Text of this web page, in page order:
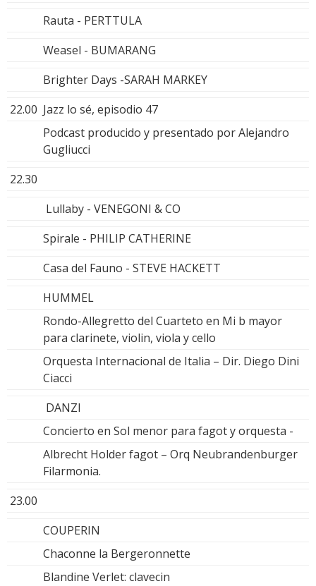
Rauta - PERTTULA
Weasel - BUMARANG
Brighter Days -SARAH MARKEY
22.00 Jazz lo sé, episodio 47
Podcast producido y presentado por Alejandro
Gugliucci
22.30
Lullaby - VENEGONI & CO
Spirale - PHILIP CATHERINE
Casa del Fauno - STEVE HACKETT
HUMMEL
Rondo-Allegretto del Cuarteto en Mi b mayor
para clarinete, violin, viola y cello
Orquesta Internacional de Italia – Dir. Diego Dini
Ciacci
DANZI
Concierto en Sol menor para fagot y orquesta -
Albrecht Holder fagot – Orq Neubrandenburger
Filarmonia.
23.00
COUPERIN
Chaconne la Bergeronnette
Blandine Verlet: clavecin